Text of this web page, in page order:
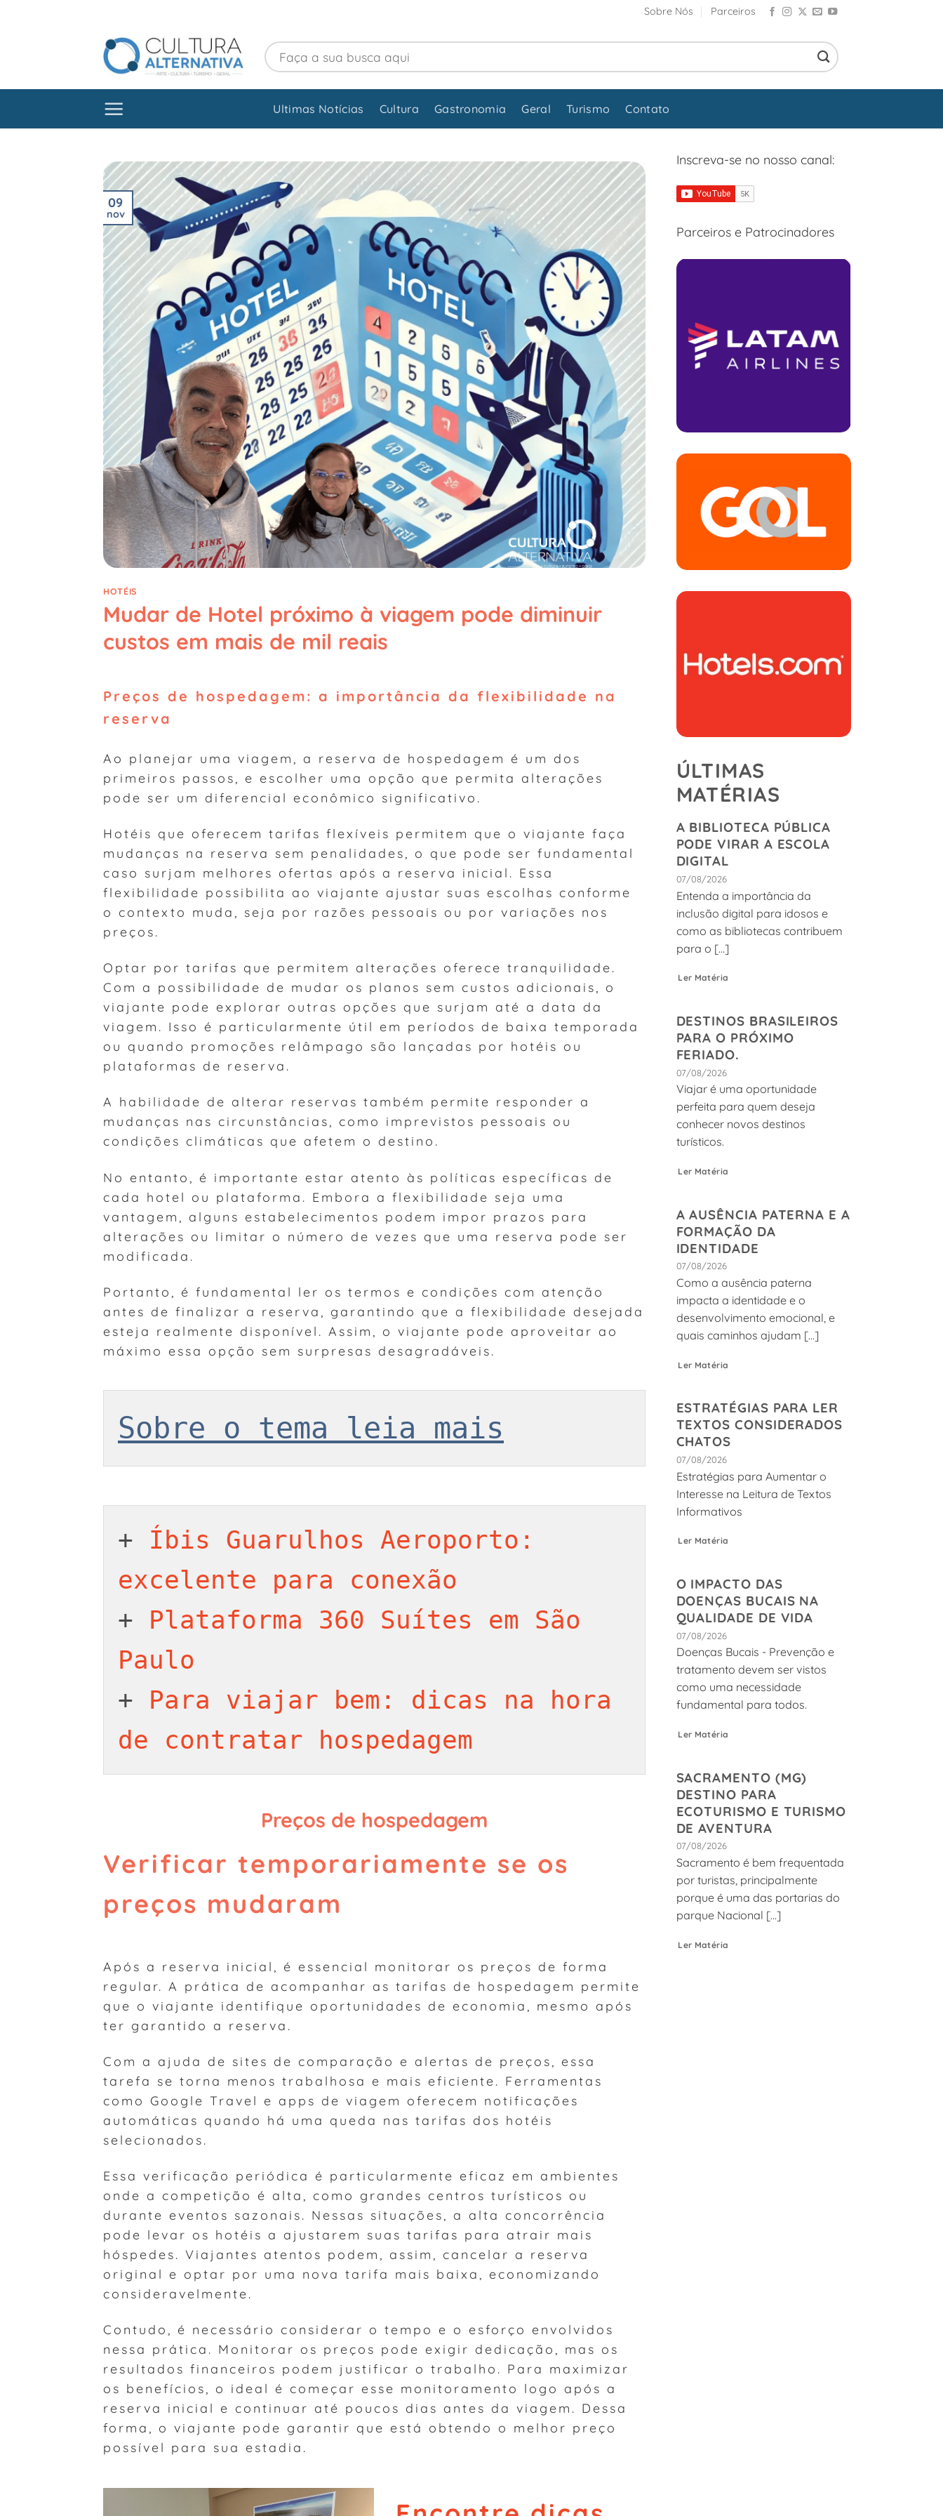
Sobre Nós Parceiros
Ultimas Notícias Cultura Gastronomia Geral Turismo Contato
09
nov
HOTÉIS
Mudar de Hotel próximo à viagem pode diminuir
custos em mais de mil reais
Preços de hospedagem: a importância da flexibilidade na
reserva
Ao planejar uma viagem, a reserva de hospedagem é um dos
primeiros passos, e escolher uma opção que permita alterações
pode ser um diferencial econômico significativo.
Hotéis que oferecem tarifas flexíveis permitem que o viajante faça
mudanças na reserva sem penalidades, o que pode ser fundamental
caso surjam melhores ofertas após a reserva inicial. Essa
flexibilidade possibilita ao viajante ajustar suas escolhas conforme
o contexto muda, seja por razões pessoais ou por variações nos
preços.
Optar por tarifas que permitem alterações oferece tranquilidade.
Com a possibilidade de mudar os planos sem custos adicionais, o
viajante pode explorar outras opções que surjam até a data da
viagem. Isso é particularmente útil em períodos de baixa temporada
ou quando promoções relâmpago são lançadas por hotéis ou
plataformas de reserva.
A habilidade de alterar reservas também permite responder a
mudanças nas circunstâncias, como imprevistos pessoais ou
condições climáticas que afetem o destino.
No entanto, é importante estar atento às políticas específicas de
cada hotel ou plataforma. Embora a flexibilidade seja uma
vantagem, alguns estabelecimentos podem impor prazos para
alterações ou limitar o número de vezes que uma reserva pode ser
modificada.
Portanto, é fundamental ler os termos e condições com atenção
antes de finalizar a reserva, garantindo que a flexibilidade desejada
esteja realmente disponível. Assim, o viajante pode aproveitar ao
máximo essa opção sem surpresas desagradáveis.
Sobre o tema leia mais
+ Íbis Guarulhos Aeroporto:
excelente para conexão
+ Plataforma 360 Suítes em São
Paulo
+ Para viajar bem: dicas na hora
de contratar hospedagem
Preços de hospedagem
Verificar temporariamente se os
preços mudaram
Após a reserva inicial, é essencial monitorar os preços de forma
regular. A prática de acompanhar as tarifas de hospedagem permite
que o viajante identifique oportunidades de economia, mesmo após
ter garantido a reserva.
Com a ajuda de sites de comparação e alertas de preços, essa
tarefa se torna menos trabalhosa e mais eficiente. Ferramentas
como Google Travel e apps de viagem oferecem notificações
automáticas quando há uma queda nas tarifas dos hotéis
selecionados.
Essa verificação periódica é particularmente eficaz em ambientes
onde a competição é alta, como grandes centros turísticos ou
durante eventos sazonais. Nessas situações, a alta concorrência
pode levar os hotéis a ajustarem suas tarifas para atrair mais
hóspedes. Viajantes atentos podem, assim, cancelar a reserva
original e optar por uma nova tarifa mais baixa, economizando
consideravelmente.
Contudo, é necessário considerar o tempo e o esforço envolvidos
nessa prática. Monitorar os preços pode exigir dedicação, mas os
resultados financeiros podem justificar o trabalho. Para maximizar
os benefícios, o ideal é começar esse monitoramento logo após a
reserva inicial e continuar até poucos dias antes da viagem. Dessa
forma, o viajante pode garantir que está obtendo o melhor preço
possível para sua estadia.
Inscreva-se no nosso canal:
Parceiros e Patrocinadores
ÚLTIMAS
MATÉRIAS
A BIBLIOTECA PÚBLICA
PODE VIRAR A ESCOLA
DIGITAL
07/08/2026
Entenda a importância da
inclusão digital para idosos e
como as bibliotecas contribuem
para o [...]
Ler Matéria
DESTINOS BRASILEIROS
PARA O PRÓXIMO
FERIADO.
07/08/2026
Viajar é uma oportunidade
perfeita para quem deseja
conhecer novos destinos
turísticos.
Ler Matéria
A AUSÊNCIA PATERNA E A
FORMAÇÃO DA
IDENTIDADE
07/08/2026
Como a ausência paterna
impacta a identidade e o
desenvolvimento emocional, e
quais caminhos ajudam [...]
Ler Matéria
ESTRATÉGIAS PARA LER
TEXTOS CONSIDERADOS
CHATOS
07/08/2026
Estratégias para Aumentar o
Interesse na Leitura de Textos
Informativos
Ler Matéria
O IMPACTO DAS
DOENÇAS BUCAIS NA
QUALIDADE DE VIDA
07/08/2026
Doenças Bucais - Prevenção e
tratamento devem ser vistos
como uma necessidade
fundamental para todos.
Ler Matéria
SACRAMENTO (MG)
DESTINO PARA
ECOTURISMO E TURISMO
DE AVENTURA
07/08/2026
Sacramento é bem frequentada
por turistas, principalmente
porque é uma das portarias do
parque Nacional [...]
Ler Matéria